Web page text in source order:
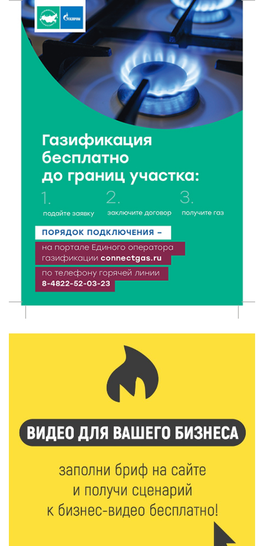
отрасли
7 Авг 2026 18:10 144
Зарядка со стражем порядка объединила детей в
«Чайке»
7 Авг 2026 18:02 345
В Нило-Столобенской пустыни началась
реставрация фасада исторической
Крестовоздвиженской церкви
7 Авг 2026 18:01 216
День арбуза отметили ребята в Андреапольском
Доме культуры
7 Авг 2026 17:02 274
Названы первые победители программы «Земский
работник культуры» в Тверской области
7 Авг 2026 16:32 467
Твери
434
Сладкая программа в Твери: дегустация мёда и
рассказ о жизни пчёл
7 Авг 2026 15:41 223
Открыт набор на программу амбассадоров для
студентов российских вузов
7 Авг 2026 15:37 208
Жителям Тверской области напомнили об